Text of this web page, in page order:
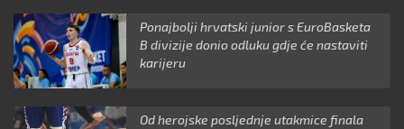
Ponajbolji hrvatski junior s EuroBasketa
B divizije donio odluku gdje će nastaviti
karijeru
Od herojske posljednje utakmice finala